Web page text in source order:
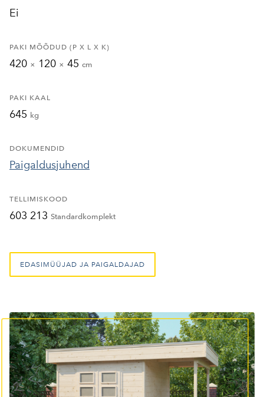
Ei
PAKI MÕÕDUD (P X L X K)
420 × 120 × 45 cm
PAKI KAAL
645 kg
DOKUMENDID
Paigaldusjuhend
TELLIMISKOOD
603 213 Standardkomplekt
EDASIMÜÜJAD JA PAIGALDAJAD